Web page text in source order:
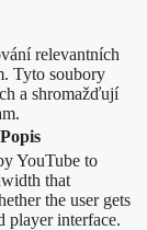
relevantních
Tyto soubory
a shromažďují
Popis
YouTube to
that
the user gets
player interface.